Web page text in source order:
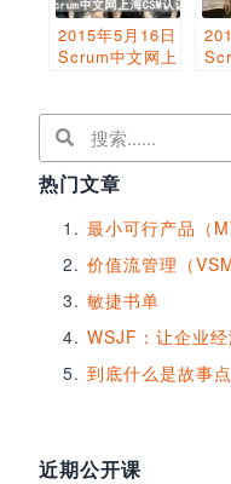
2015年5月16日
Scrum中文网上
热门文章
最小可行产品（
价值流管理（VSM
敏捷书单
WSJF：让企业
到底什么是故事
近期公开课